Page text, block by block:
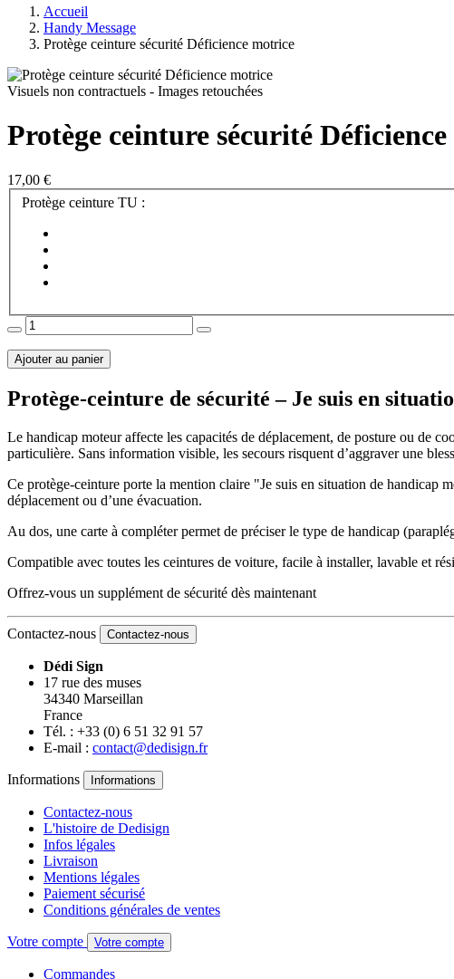
Accueil
Handy Message
Protège ceinture sécurité Déficience motrice
Visuels non contractuels - Images retouchées
Protège ceinture sécurité
17,00 €
Protège ceinture TU :
Ajouter au panier
Protège-ceinture de sécurité – Je suis en
Le handicap moteur affecte les capacités de déplacement, de posture ou de
particulière. Sans information visible, les secours risquent d’aggraver une
Ce protège-ceinture porte la mention claire "Je suis en situation de handicap
déplacement ou d’une évacuation.
Au dos, une carte à compléter permet de préciser le type de handicap
Compatible avec toutes les ceintures de voiture, facile à installer, lavable et
Offrez-vous un supplément de sécurité dès maintenant
Contactez-nous Contactez-nous
Dédi Sign
17 rue des muses
34340 Marseillan
France
Tél. : +33 (0) 6 51 32 91 57
E-mail : contact@dedisign.fr
Informations Informations
Contactez-nous
L'histoire de Dedisign
Infos légales
Livraison
Mentions légales
Paiement sécurisé
Conditions générales de ventes
Votre compte Votre compte
Commandes